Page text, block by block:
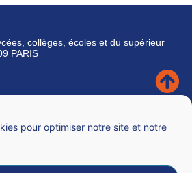
pour optimiser notre site et notre
collèges, écoles et du supérieur
PARIS